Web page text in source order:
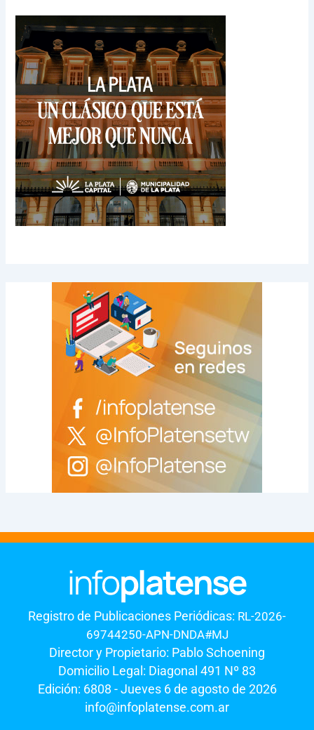
Registro de Publicaciones Periódicas: RL-2026-
69744250-APN-DNDA#MJ
Director y Propietario: Pablo Schoening
Domicilio Legal: Diagonal 491 Nº 83
Edición: 6808 - Jueves 6 de agosto de 2026
info@infoplatense.com.ar